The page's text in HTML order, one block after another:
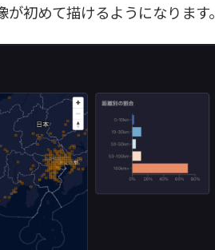
初めて描けるようになります。